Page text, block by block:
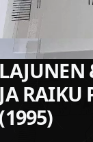
RAIKU